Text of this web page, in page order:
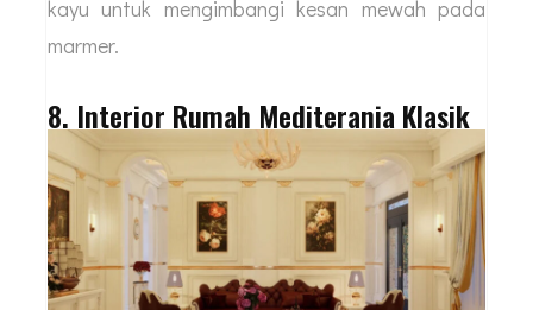
kayu untuk mengimbangi kesan mewah pada
marmer.
8. Interior Rumah Mediterania Klasik